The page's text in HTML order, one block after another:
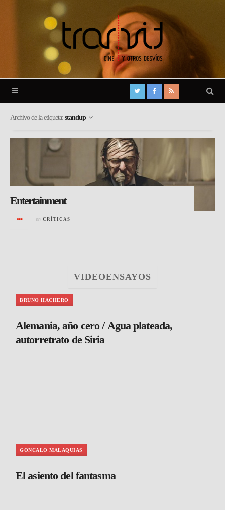
Archivo de la etiqueta: standup
Entertainment
en CRÍTICAS
VIDEOENSAYOS
BRUNO HACHERO
Alemania, año cero / Agua plateada,
autorretrato de Siria
GONCALO MALAQUIAS
El asiento del fantasma